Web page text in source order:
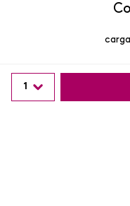
1
Por favor, inicia sesión